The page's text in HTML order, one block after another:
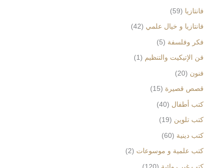
فانتازيا 59
فانتازيا و خيال علمي 42
فكر وفلسفة 5
فن الإتيكيت والتنظيم
1
فنون 20
قصص قصيرة 15
كتب أطفال 40
كتب تلوين 19
كتب دينية 60
كتب علمية و موسوعات 2
كتب غير روائية 120